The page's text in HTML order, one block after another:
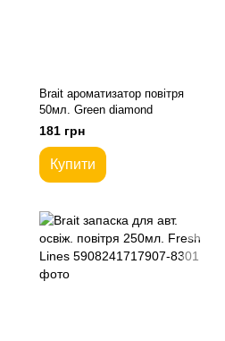
Brait ароматизатор повітря
50мл. Green diamond
181 грн
Купити